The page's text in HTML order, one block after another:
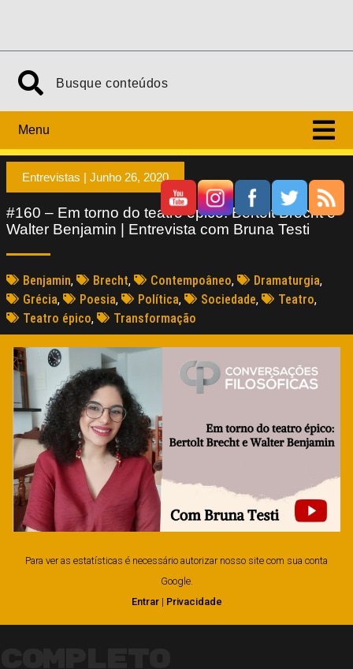
Menu
Entrevistas | Junho 26, 2020
#160 – Em torno do teatro épico: Bertolt Brecht e
Walter Benjamin | Entrevista com Bruna Testi
Benjamin, Brecht, Contempoâneo, Dramaturgia,
Grécia, Poesia, Política, Sociedade, Teatro,
Teatro épico, Transformação
Para ver as estatísticas é necessário autorizar nosso site com sua conta
Google.
Entrar| Privacidade